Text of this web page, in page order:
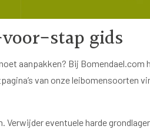
stap gids
aanpakken? Bij Bomendael.com
van onze leibomensoorten
eventuele harde